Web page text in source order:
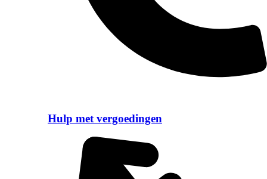
Hulp met vergoedingen